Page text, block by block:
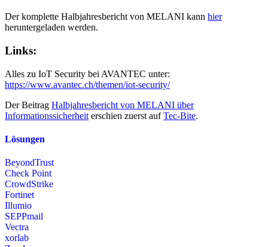
Der komplette Halbjahresbericht von MELANI kann hier
heruntergeladen werden.
Links:
Alles zu IoT Security bei AVANTEC unter:
https://www.avantec.ch/themen/iot-security/
Der Beitrag Halbjahresbericht von MELANI über
Informationssicherheit erschien zuerst aufTec-Bite.
Lösungen
BeyondTrust
Check Point
CrowdStrike
Fortinet
Illumio
SEPPmail
Vectra
xorlab